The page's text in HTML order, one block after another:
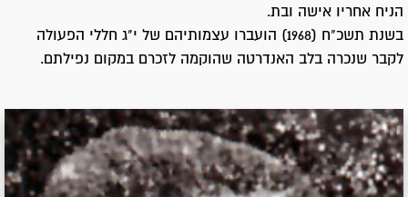
הניח אחריו אישה ובת.
בשנת תשכ"ח (1968) הועברו עצמותיהם של י"ג חללי הפעולה
לקבר שנכרה בלב האנדרטה שהוקמה לזכרם במקום נפילתם.